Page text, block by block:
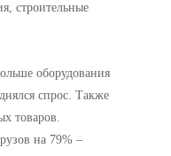
строительные
оборудования
спрос. Также
товаров.
на 79% –